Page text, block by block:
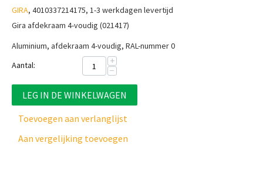
GIRA, 4010337214175, 1-3 werkdagen levertijd
Gira afdekraam 4-voudig (021417)
Aluminium, afdekraam 4-voudig, RAL-nummer 0
Aantal:
+
−
LEG IN DE WINKELWAGEN
Toevoegen aan verlanglijst
Aan vergelijking toevoegen